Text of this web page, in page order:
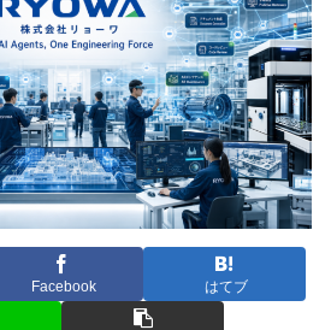
Facebook はてブ